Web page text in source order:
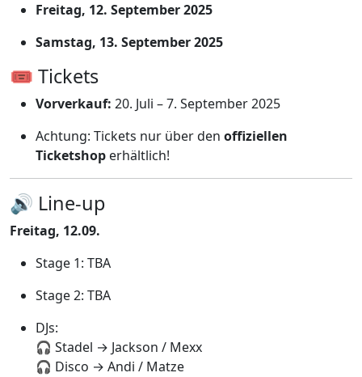
Freitag, 12. September 2025
Samstag, 13. September 2025
🎟️ Tickets
Vorverkauf: 20. Juli – 7. September 2025
Achtung: Tickets nur über den offiziellen
Ticketshop erhältlich!
🔊 Line-up
Freitag, 12.09.
Stage 1: TBA
Stage 2: TBA
DJs:
🎧 Stadel → Jackson / Mexx
🎧 Disco → Andi / Matze